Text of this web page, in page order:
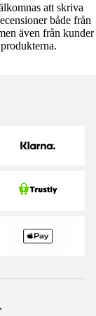
att skriva
både från
även från kunder